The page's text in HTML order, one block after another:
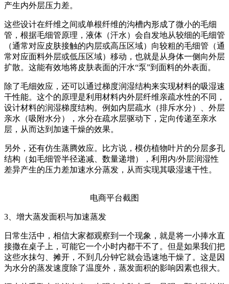
产生内外层压力差。
这些设计在纤维之间或单根纤维的沟槽内形成了微小的毛细
管，根据毛细管原理，液体（汗水）会自发地从较细的毛细管
（通常对应皮肤接触的内层或高压区域）向较粗的毛细管（通
常对应面料外层或低压区域）移动，也就是从身体一侧向外层
扩散。这能有效地将皮肤表面的汗水“泵”到面料的外表面。
除了毛细效应，还可以通过梯度润湿结构来实现材料的吸湿速
干性能。这个的原理是利用材料内外层纤维亲疏水性的不同，
设计材料的润湿梯度结构。例如内层疏水（排斥水分）、外层
亲水（吸附水分），水分在疏水层驱动下，定向传递至亲水
层，从而达到加速干燥的效果。
另外，还有仿生蒸腾效应。比方说，模仿植物叶片的分层多孔
结构（如毛细管半径递减、数量递增），利用内/外层润湿性
差异产生的压力差加速水分蒸发，从而实现其吸湿速干性。
电商平台截图
3、增大蒸发面积与加速蒸发
日常生活中，相信大家都观察到一个现象，就是将一小捧水直
接撒在桌子上，可能它一个小时内都干不了。但是如果我们把
这些水抹匀、摊开，不到几分钟它就会迅速地干燥了。这是因
为水分的蒸发速度除了温度外，蒸发面积的影响因素也很大。